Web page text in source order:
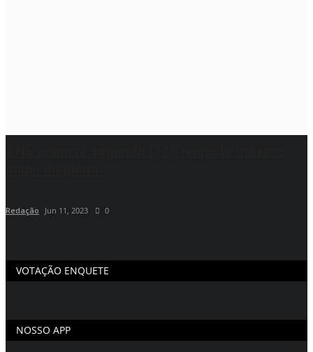
Redação Jun 11, 2023 0
VOTAÇÃO ENQUETE
NOSSO APP